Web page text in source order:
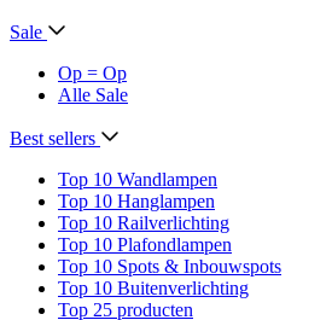
Sale
Op = Op
Alle Sale
Best sellers
Top 10 Wandlampen
Top 10 Hanglampen
Top 10 Railverlichting
Top 10 Plafondlampen
Top 10 Spots & Inbouwspots
Top 10 Buitenverlichting
Top 25 producten